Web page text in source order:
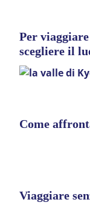
Per
scegliere il
Come
Viaggiare